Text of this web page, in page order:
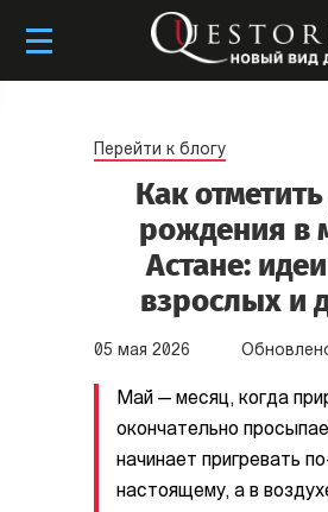
Перейти к блогу
Как
рождения в
Астане:
взрослых и
05 мая 2026
Май — месяц, когда
окончательно
начинает пригревать
настоящему, а в